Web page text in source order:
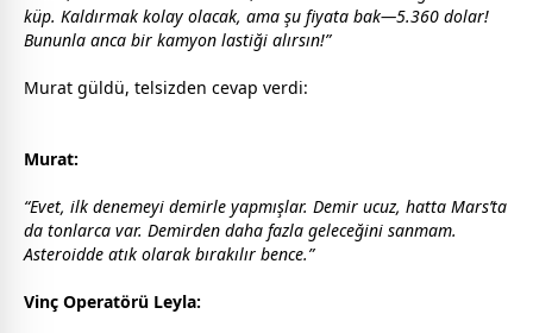
küp. Kaldırmak kolay olacak, ama şu fiyata bak—5.360 dolar!
Bununla anca bir kamyon lastiği alırsın!”
Murat güldü, telsizden cevap verdi:
Murat:
“Evet, ilk denemeyi demirle yapmışlar. Demir ucuz, hatta Mars’ta
da tonlarca var. Demirden daha fazla geleceğini sanmam.
Asteroidde atık olarak bırakılır bence.”
Vinç Operatörü Leyla: